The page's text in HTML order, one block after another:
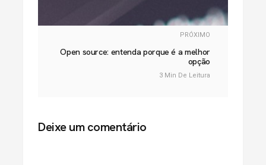
PRÓXIMO
Open source: entenda porque é a melhor
opção
3 Min De Leitura
Deixe um comentário